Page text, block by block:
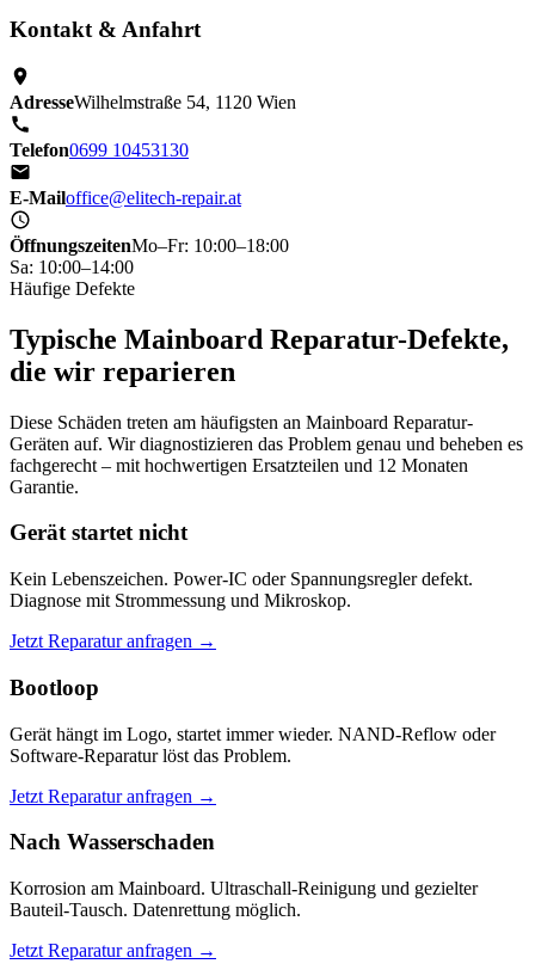
Kontakt & Anfahrt
AdresseWilhelmstraße 54, 1120 Wien
Telefon0699 10453130
E-Mailoffice@elitech-repair.at
ÖffnungszeitenMo–Fr: 10:00–18:00
Sa: 10:00–14:00
Häufige Defekte
Typische Mainboard Reparatur-Defekte,
die wir reparieren
Diese Schäden treten am häufigsten an Mainboard Reparatur-
Geräten auf. Wir diagnostizieren das Problem genau und beheben es
fachgerecht – mit hochwertigen Ersatzteilen und 12 Monaten
Garantie.
Gerät startet nicht
Kein Lebenszeichen. Power-IC oder Spannungsregler defekt.
Diagnose mit Strommessung und Mikroskop.
Jetzt Reparatur anfragen →
Bootloop
Gerät hängt im Logo, startet immer wieder. NAND-Reflow oder
Software-Reparatur löst das Problem.
Jetzt Reparatur anfragen →
Nach Wasserschaden
Korrosion am Mainboard. Ultraschall-Reinigung und gezielter
Bauteil-Tausch. Datenrettung möglich.
Jetzt Reparatur anfragen →